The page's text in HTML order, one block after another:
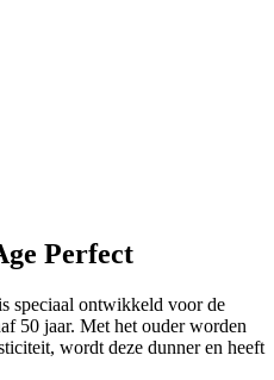
Perfect
speciaal ontwikkeld voor de
50 jaar. Met het ouder worden
wordt deze dunner en heeft